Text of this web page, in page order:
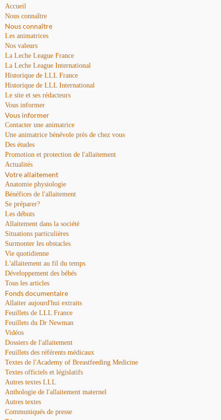
Accueil
Nous connaître
Nous connaître
Les animatrices
Nos valeurs
La Leche League France
La Leche League International
Historique de LLL France
Historique de LLL International
Le site et ses rédacteurs
Vous informer
Vous informer
Contacter une animatrice
Une animatrice bénévole près de chez vous
Des études
Promotion et protection de l'allaitement
Actualités
Votre allaitement
Anatomie physiologie
Bénéfices de l'allaitement
Se préparer?
Les débuts
Allaitement dans la société
Situations particulières
Surmonter les obstacles
Vie quotidienne
L'allaitement au fil du temps
Développement des bébés
Tous les articles
Fonds documentaire
Allaiter aujourd'hui extraits
Feuillets de LLL France
Feuillets du Dr Newman
Vidéos
Dossiers de l'allaitement
Feuillets des référents médicaux
Textes de l'Academy of Breastfeeding Medicine
Textes officiels et législatifs
Autres textes LLL
Anthologie de l'allaitement maternel
Autres textes
Communiqués de presse